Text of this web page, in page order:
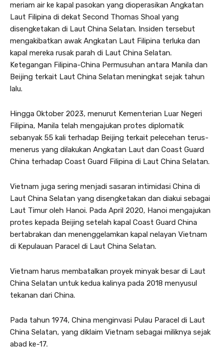
meriam air ke kapal pasokan yang dioperasikan Angkatan
Laut Filipina di dekat Second Thomas Shoal yang
disengketakan di Laut China Selatan. Insiden tersebut
mengakibatkan awak Angkatan Laut Filipina terluka dan
kapal mereka rusak parah di Laut China Selatan.
Ketegangan Filipina-China Permusuhan antara Manila dan
Beijing terkait Laut China Selatan meningkat sejak tahun
lalu.
Hingga Oktober 2023, menurut Kementerian Luar Negeri
Filipina, Manila telah mengajukan protes diplomatik
sebanyak 55 kali terhadap Beijing terkait pelecehan terus-
menerus yang dilakukan Angkatan Laut dan Coast Guard
China terhadap Coast Guard Filipina di Laut China Selatan.
Vietnam juga sering menjadi sasaran intimidasi China di
Laut China Selatan yang disengketakan dan diakui sebagai
Laut Timur oleh Hanoi. Pada April 2020, Hanoi mengajukan
protes kepada Beijing setelah kapal Coast Guard China
bertabrakan dan menenggelamkan kapal nelayan Vietnam
di Kepulauan Paracel di Laut China Selatan.
Vietnam harus membatalkan proyek minyak besar di Laut
China Selatan untuk kedua kalinya pada 2018 menyusul
tekanan dari China.
Pada tahun 1974, China menginvasi Pulau Paracel di Laut
China Selatan, yang diklaim Vietnam sebagai miliknya sejak
abad ke-17.